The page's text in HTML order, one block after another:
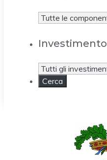
Investimento